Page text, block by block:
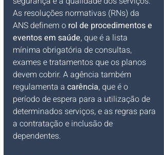
As resoluções normativas (RNs) da
ANS definem o rol de procedimentos e
eventos em saúde, que é a lista
mínima obrigatória de consultas,
exames e tratamentos que os planos
devem cobrir. A agência também
regulamenta a carência, que é o
período de espera para a utilização de
determinados serviços, e as regras para
a contratação e inclusão de
dependentes.